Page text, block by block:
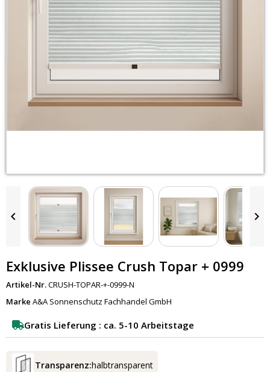
 
Exklusive Plissee Crush Topar + 0999
Artikel-Nr.CRUSH-TOPAR-+-0999-N
Marke A&A Sonnenschutz Fachhandel GmbH
Gratis Lieferung : ca. 5-10 Arbeitstage
Transparenz:halbtransparent